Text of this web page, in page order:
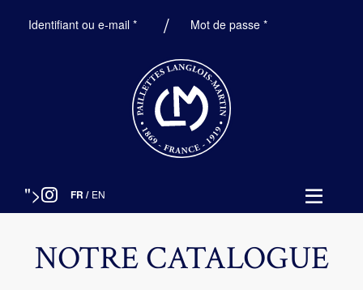
Identifiant ou e-mail *ObligatoireMot de passe*Obligatoire
"> FR / EN
NOTRE CATALOGUE